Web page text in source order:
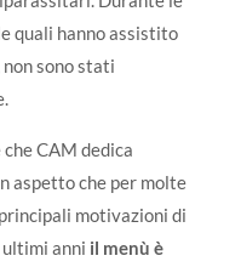
quali hanno assistito
sono stati
CAM dedica
aspetto che per molte
motivazioni di
anni il menù è